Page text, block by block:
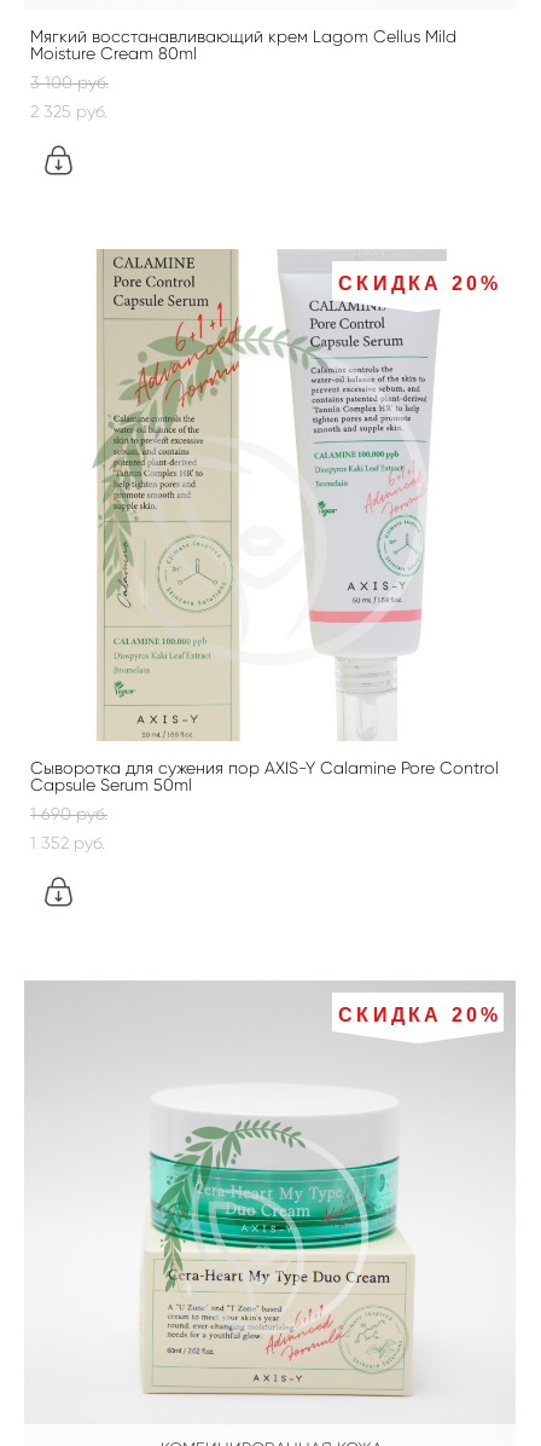
Мягкий восстанавливающий крем Lagom Cellus Mild
Moisture Cream 80ml
3 100 pуб.
2 325 pуб.
СКИДКА 20%
Сыворотка для сужения пор AXIS-Y Calamine Pore Control
Capsule Serum 50ml
1 690 pуб.
1 352 pуб.
СКИДКА 20%